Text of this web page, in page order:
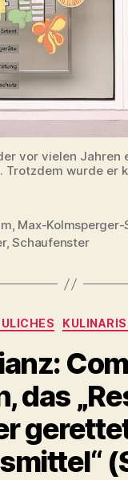
vor vielen
Trotzdem wurde er
, Max-Kolmsperger-
,Schaufenster
das